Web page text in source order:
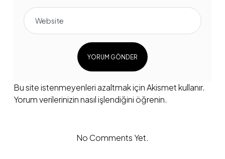
Bu site istenmeyenleri azaltmak için Akismet kullanır.
Yorum verilerinizin nasıl işlendiğini öğrenin.
No Comments Yet.